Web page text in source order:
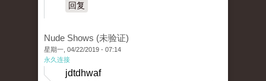
回复
Nude Shows (未验证)
星期一, 04/22/2019 - 07:14
永久连接
jdtdhwaf